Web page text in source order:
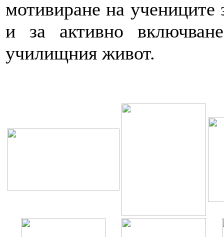
мотивиране на учениците
и за активно
училищния живот.